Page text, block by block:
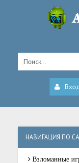
Вход
НАВИГАЦИЯ ПО
Взломанные